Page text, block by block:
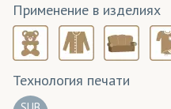
Применение в изделиях
Технология печати